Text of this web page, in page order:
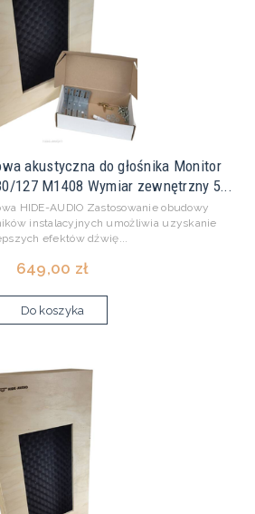
akustyczna do głośnika Monitor
127 M1408 Wymiar zewnętrzny 5...
HIDE-AUDIO Zastosowanie obudowy
instalacyjnych umożliwia uzyskanie
efektów dźwię...
649,00 zł
Do koszyka